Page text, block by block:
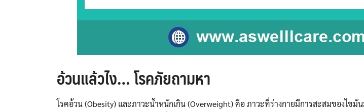
อ้วนแล้วไง… โรคภัยถามหา
โรคอ้วน (Obesity) และภาวะน้ำหนักเกิน (Overweight) คือ ภาวะที่ร่างกายมีการสะสมของไข